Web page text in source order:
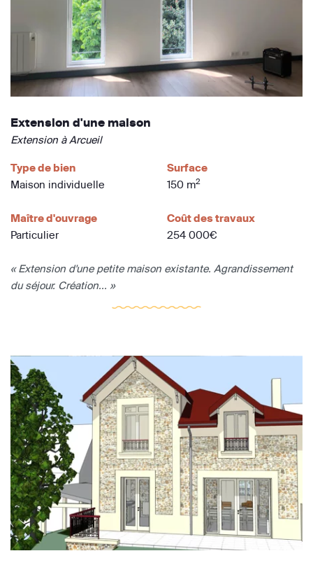
Extension d'une maison
Extension à Arcueil
Type de bien
Maison individuelle
Surface
150 m2
Maître d'ouvrage
Particulier
Coût des travaux
254 000€
« Extension d'une petite maison existante. Agrandissement
du séjour. Création... »